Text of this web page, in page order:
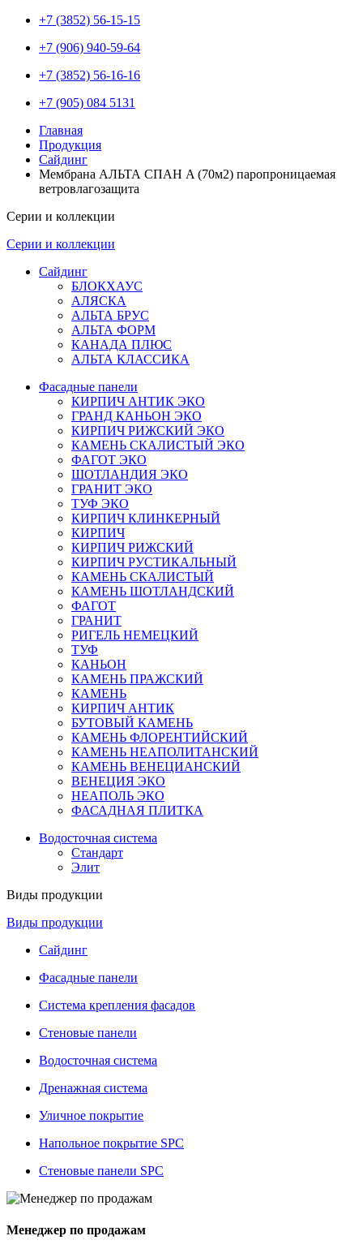
+7 (3852) 56-15-15
+7 (906) 940-59-64
+7 (3852) 56-16-16
+7 (905) 084 5131
Главная
Продукция
Сайдинг
Мембрана АЛЬТА СПАН A (70м2) паропроницаемая
ветровлагозащита
Серии и коллекции
Серии и коллекции
Сайдинг
БЛОКХАУС
АЛЯСКА
АЛЬТА БРУС
АЛЬТА ФОРМ
КАНАДА ПЛЮС
АЛЬТА КЛАССИКА
Фасадные панели
КИРПИЧ АНТИК ЭКО
ГРАНД КАНЬОН ЭКО
КИРПИЧ РИЖСКИЙ ЭКО
КАМЕНЬ СКАЛИСТЫЙ ЭКО
ФАГОТ ЭКО
ШОТЛАНДИЯ ЭКО
ГРАНИТ ЭКО
ТУФ ЭКО
КИРПИЧ КЛИНКЕРНЫЙ
КИРПИЧ
КИРПИЧ РИЖСКИЙ
КИРПИЧ РУСТИКАЛЬНЫЙ
КАМЕНЬ СКАЛИСТЫЙ
КАМЕНЬ ШОТЛАНДСКИЙ
ФАГОТ
ГРАНИТ
РИГЕЛЬ НЕМЕЦКИЙ
ТУФ
КАНЬОН
КАМЕНЬ ПРАЖСКИЙ
КАМЕНЬ
КИРПИЧ АНТИК
БУТОВЫЙ КАМЕНЬ
КАМЕНЬ ФЛОРЕНТИЙСКИЙ
КАМЕНЬ НЕАПОЛИТАНСКИЙ
КАМЕНЬ ВЕНЕЦИАНСКИЙ
ВЕНЕЦИЯ ЭКО
НЕАПОЛЬ ЭКО
ФАСАДНАЯ ПЛИТКА
Водосточная система
Стандарт
Элит
Виды продукции
Виды продукции
Сайдинг
Фасадные панели
Система крепления фасадов
Стеновые панели
Водосточная система
Дренажная система
Уличное покрытие
Напольное покрытие SPC
Стеновые панели SPC
Менеджер по продажам